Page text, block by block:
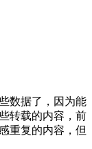
数据了，因为能
转载的内容，前
重复的内容，但